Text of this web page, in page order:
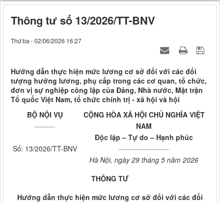
Thông tư số 13/2026/TT-BNV
Thứ ba - 02/06/2026 16:27
Hướng dẫn thực hiện mức lương cơ sở đối với các đối
tượng hưởng lương, phụ cấp trong các cơ quan, tổ chức,
đơn vị sự nghiệp công lập của Đảng, Nhà nước, Mặt trận
Tổ quốc Việt Nam, tổ chức chính trị - xã hội và hội
BỘ NỘI VỤ
Số: 13/2026/TT-BNV
CỘNG HÒA XÃ HỘI CHỦ NGHĨA VIỆT
NAM
Độc lập – Tự do – Hạnh phúc
Hà Nội, ngày 29 tháng 5 năm 2026
THÔNG TƯ
Hướng dẫn thực hiện mức lương cơ sở đối với các đối